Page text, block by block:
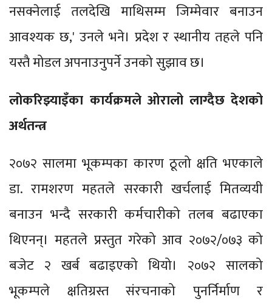
नसक्नेलाई तलदेखि माथिसम्म जिम्मेवार बनाउन
आवश्यक छ,' उनले भने। प्रदेश र स्थानीय तहले पनि
यस्तै मोडल अपनाउनुपर्ने उनको सुझाव छ।
लोकरिझ्याइँका कार्यक्रमले ओरालो लाग्दैछ देशको
अर्थतन्त्र
२०७२ सालमा भूकम्पका कारण ठूलो क्षति भएकाले
डा. रामशरण महतले सरकारी खर्चलाई मितव्ययी
बनाउन भन्दै सरकारी कर्मचारीको तलब बढाएका
थिएनन्। महतले प्रस्तुत गरेको आव २०७२/०७३ को
बजेट २ खर्ब बढाइएको थियो। २०७२ सालको
भूकम्पले क्षतिग्रस्त संरचनाको पुनर्निर्माण र